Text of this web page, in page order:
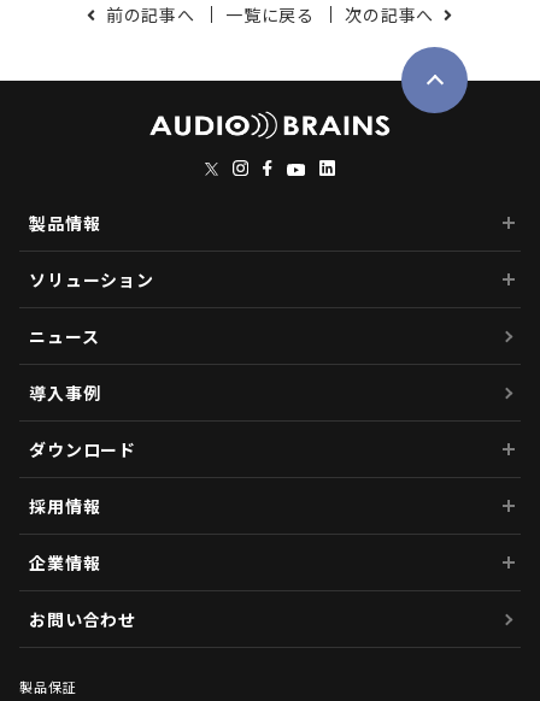
前の記事へ 一覧に戻る 次の記事へ
製品情報
ソリューション
ニュース
導入事例
ダウンロード
採用情報
企業情報
お問い合わせ
製品保証